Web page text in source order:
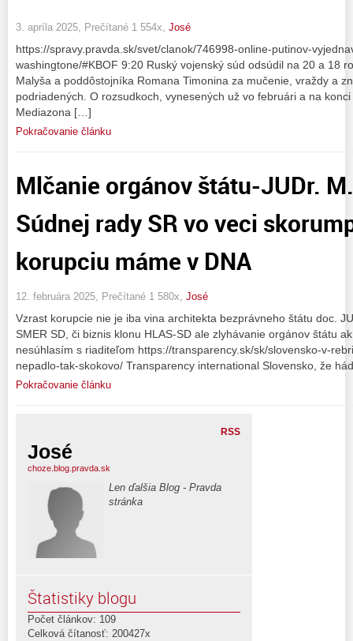
3. apríla 2025, Prečítané 1 554x, José
https://spravy.pravda.sk/svet/clanok/746998-online-putinov-
washingtone/#KBOF 9:20 Ruský vojenský súd odsúdil na 20 a 18
Malyša a poddôstojníka Romana Timonina za mučenie, vraždy a
podriadených. O rozsudkoch, vynesených už vo februári a na
Mediazona […]
Pokračovanie článku
Mlčanie orgánov štátu-JUDr.
Súdnej rady SR vo veci
korupciu máme v DNA
12. februára 2025, Prečítané 1 580x, José
Vzrast korupcie nie je iba vina architekta bezprávneho štátu doc.
SMER SD, či biznis klonu HLAS-SD ale zlyhávanie orgánov štátu
nesúhlasím s riaditeľom https://transparency.sk/sk/slovensko-v-
nepadlo-tak-skokovo/ Transparency international Slovensko, že
Pokračovanie článku
RSS
José
choze.blog.pravda.sk
Len ďalšia Blog - Pravda
stránka
Štatistiky blogu
Počet článkov: 109
Celková čítanosť: 200427x